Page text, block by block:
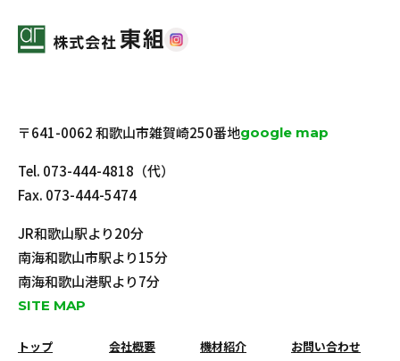
〒641-0062 和歌山市雑賀崎250番地google map
Tel. 073-444-4818 （代）
Fax. 073-444-5474
JR和歌山駅より20分
南海和歌山市駅より15分
南海和歌山港駅より7分
SITE MAP
トップ 会社概要 機材紹介
お問い合わせ